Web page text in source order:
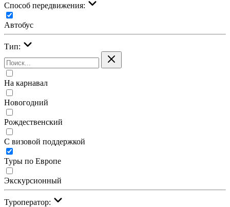
Cпособ передвижения:
Автобус
Тип:
На карнавал
Новогодний
Рождественский
С визовой поддержкой
Туры по Европе
Экскурсионный
Туроператор: